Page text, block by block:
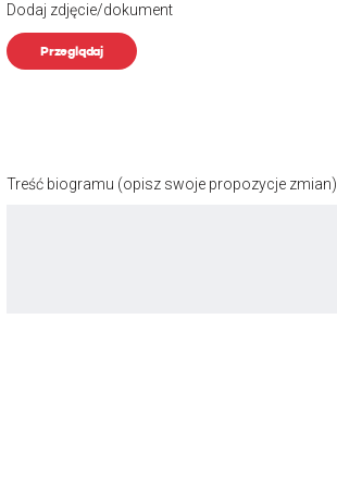
Dodaj zdjęcie/dokument
Przeglądaj
Treść biogramu (opisz swoje propozycje zmian)